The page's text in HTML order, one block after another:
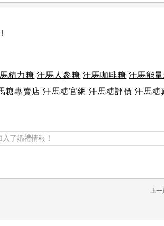
精力糖 汗馬人參糖 汗馬咖啡糖 汗馬能
糖專賣店 汗馬糖官網 汗馬糖評價 汗馬糖
了婚禮情報！
上一